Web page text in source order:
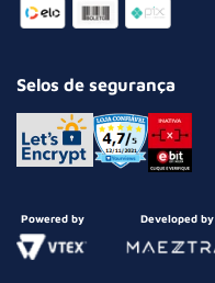
Selos de segurança
Powered by Developed by